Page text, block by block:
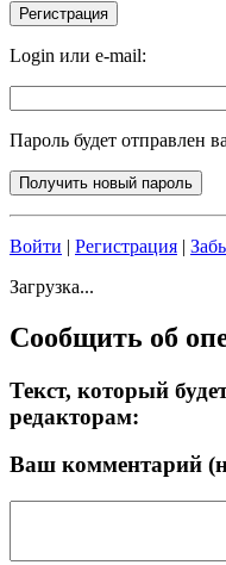
Login или e-mail:
Пароль будет отправлен
Войти | Регистрация |
Загрузка...
Сообщить об
Текст, который
редакторам:
Ваш комментарий